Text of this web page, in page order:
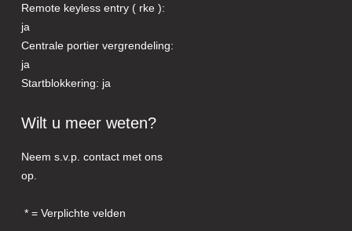
Remote keyless entry ( rke ):
ja
Centrale portier vergrendeling:
ja
Startblokkering: ja
Wilt u meer weten?
Neem s.v.p. contact met ons
op.
= Verplichte velden